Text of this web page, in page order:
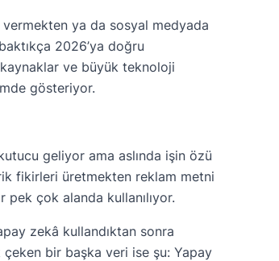
ya da sosyal medyada
2026’ya doğru
ve büyük teknoloji
gösteriyor.
geliyor ama aslında işin özü
fikirleri üretmekten reklam metni
çok alanda kullanılıyor.
zekâ kullandıktan sonra
çeken bir başka veri ise şu: Yapay